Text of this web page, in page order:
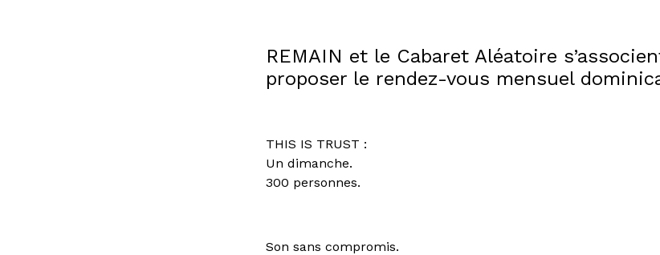
REMAIN et le Cabaret Aléatoire
proposer le rendez-vous mensuel
THIS IS TRUST :
Un dimanche.
300 personnes.
Son sans compromis.